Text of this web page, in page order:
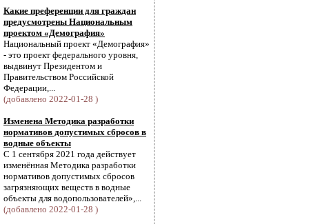
Какие преференции для граждан
предусмотрены Национальным
проектом «Демография»
Национальный проект «Демография»
- это проект федерального уровня,
выдвинут Президентом и
Правительством Российской
Федерации,...
(добавлено 2022-01-28 )
Изменена Методика разработки
нормативов допустимых сбросов в
водные объекты
С 1 сентября 2021 года действует
изменённая Методика разработки
нормативов допустимых сбросов
загрязняющих веществ в водные
объекты для водопользователей»,...
(добавлено 2022-01-28 )